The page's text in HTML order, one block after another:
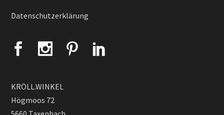
Datenschutzerklärung
KRÖLL.WINKEL
Högmoos 72